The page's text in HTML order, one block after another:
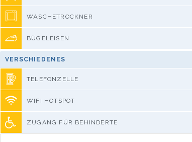
WÄSCHETROCKNER
BÜGELEISEN
VERSCHIEDENES
TELEFONZELLE
WIFI HOTSPOT
ZUGANG FÜR BEHINDERTE